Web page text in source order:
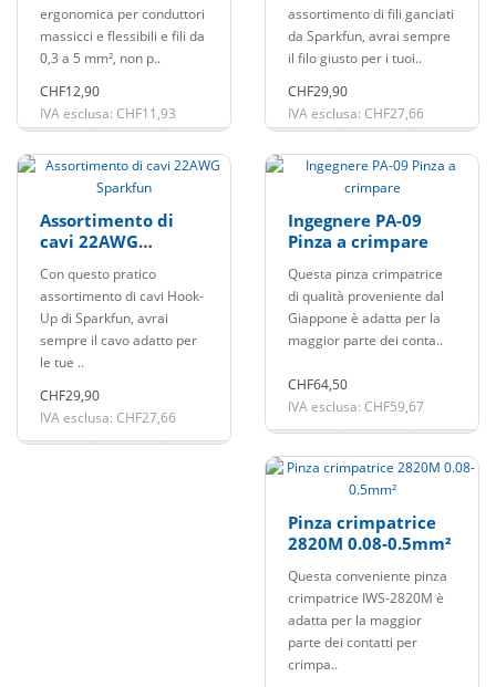
ergonomica per conduttori
massicci e flessibili e fili da
0,3 a 5 mm², non p..
CHF12,90
IVA esclusa: CHF11,93
assortimento di fili ganciati
da Sparkfun, avrai sempre
il filo giusto per i tuoi..
CHF29,90
IVA esclusa: CHF27,66
Assortimento di
cavi 22AWG
Con questo pratico
assortimento di cavi Hook-
Up di Sparkfun, avrai
sempre il cavo adatto per
le tue ..
CHF29,90
IVA esclusa: CHF27,66
Ingegnere PA-09
Pinza a crimpare
Questa pinza crimpatrice
di qualità proveniente dal
Giappone è adatta per la
maggior parte dei conta..
CHF64,50
IVA esclusa: CHF59,67
Pinza crimpatrice
2820M 0.08-0.5mm²
Questa conveniente pinza
crimpatrice IWS-2820M è
adatta per la maggior
parte dei contatti per
crimpa..